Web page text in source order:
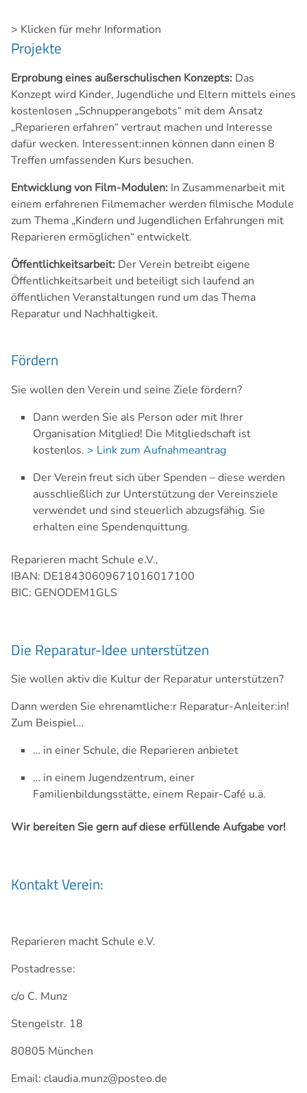
> Klicken für mehr Information
Projekte
Erprobung eines außerschulischen Konzepts: Das
Konzept wird Kinder, Jugendliche und Eltern mittels eines
kostenlosen „Schnupperangebots“ mit dem Ansatz
„Reparieren erfahren“ vertraut machen und Interesse
dafür wecken. Interessent:innen können dann einen 8
Treffen umfassenden Kurs besuchen.
Entwicklung von Film-Modulen: In Zusammenarbeit mit
einem erfahrenen Filmemacher werden filmische Module
zum Thema „Kindern und Jugendlichen Erfahrungen mit
Reparieren ermöglichen“ entwickelt.
Öffentlichkeitsarbeit: Der Verein betreibt eigene
Öffentlichkeitsarbeit und beteiligt sich laufend an
öffentlichen Veranstaltungen rund um das Thema
Reparatur und Nachhaltigkeit.
Fördern
Sie wollen den Verein und seine Ziele fördern?
Dann werden Sie als Person oder mit Ihrer
Organisation Mitglied! Die Mitgliedschaft ist
kostenlos. > Link zum Aufnahmeantrag
Der Verein freut sich über Spenden – diese werden
ausschließlich zur Unterstützung der Vereinsziele
verwendet und sind steuerlich abzugsfähig. Sie
erhalten eine Spendenquittung.
Reparieren macht Schule e.V.,
IBAN: DE18430609671016017100
BIC: GENODEM1GLS
Die Reparatur-Idee unterstützen
Sie wollen aktiv die Kultur der Reparatur unterstützen?
Dann werden Sie ehrenamtliche:r Reparatur-Anleiter:in!
Zum Beispiel…
… in einer Schule, die Reparieren anbietet
… in einem Jugendzentrum, einer
Familienbildungsstätte, einem Repair-Café u.ä.
Wir bereiten Sie gern auf diese erfüllende Aufgabe vor!
Kontakt Verein:
Reparieren macht Schule e.V.
Postadresse:
c/o C. Munz
Stengelstr. 18
80805 München
Email: claudia.munz@posteo.de